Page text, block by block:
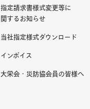
指定請求書様式変更等に
関するお知らせ
当社指定様式ダウンロード
インボイス
大栄会・災防協会員の皆様へ